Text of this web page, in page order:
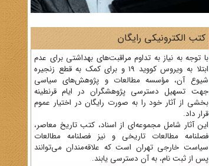
کتب الکترونیکی رایگان
با توجه به نیاز به تداوم مراقبت‌های بهداشتی برای عدم
ابتلا به ویروس کووید 19 و برای کمک به قطع زنجیره
شیوع آن، مؤسسه مطالعات و پژوهش‌های سیاسی
جهت تسهیل دسترسی پژوهشگران در ایام قرنطینه
بخشی از آثار خود را به صورت رایگان در اختیار عموم
قرار داد.
این آثار شامل مجموعه‌ای از اسناد، کتب تاریخ معاصر،
فصلنامه‌ مطالعات تاریخی و نیز فصلنامه مطالعات
سیاست خارجی تهران است که علاقه‌مندان می‌توانند
پس از ثبت نام، به آن دسترسی یابند.